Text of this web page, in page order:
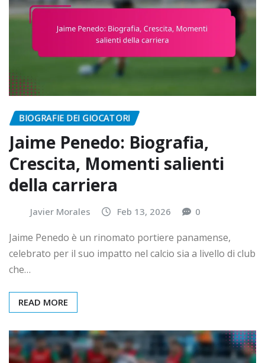
BIOGRAFIE DEI GIOCATORI
Jaime Penedo: Biografia,
Crescita, Momenti salienti
della carriera
Javier Morales Feb 13, 2026 0
Jaime Penedo è un rinomato portiere panamense,
celebrato per il suo impatto nel calcio sia a livello di club
che…
READ MORE